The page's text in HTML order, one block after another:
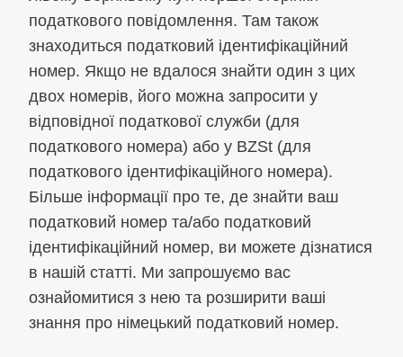
податкового повідомлення. Там також
знаходиться податковий ідентифікаційний
номер. Якщо не вдалося знайти один з цих
двох номерів, його можна запросити у
відповідної податкової служби (для
податкового номера) або у BZSt (для
податкового ідентифікаційного номера).
Більше інформації про те, де знайти ваш
податковий номер та/або податковий
ідентифікаційний номер, ви можете дізнатися
в нашій статті. Ми запрошуємо вас
ознайомитися з нею та розширити ваші
знання про німецький податковий номер.